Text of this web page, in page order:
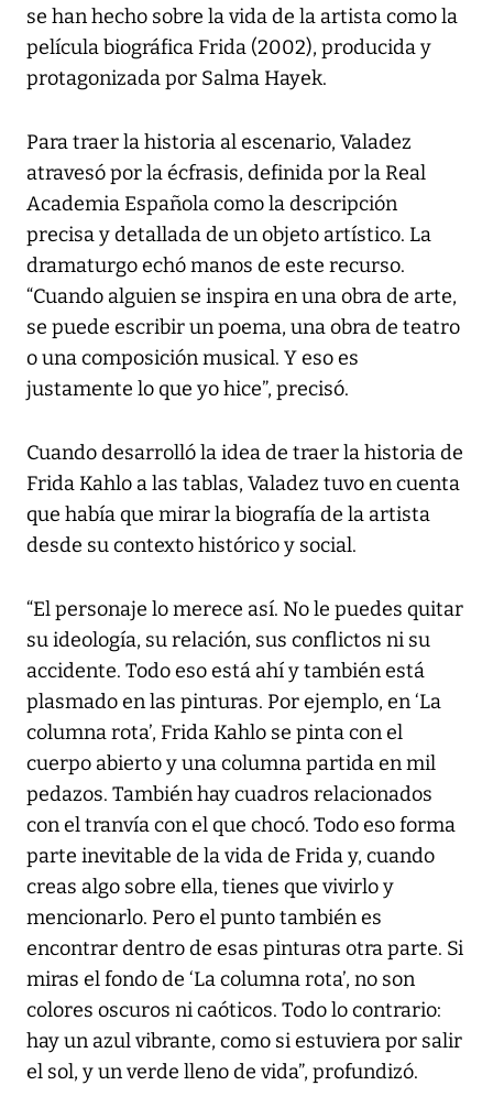
se han hecho sobre la vida de la artista como la
película biográfica Frida (2002), producida y
protagonizada por Salma Hayek.
Para traer la historia al escenario, Valadez
atravesó por la écfrasis, definida por la Real
Academia Española como la descripción
precisa y detallada de un objeto artístico. La
dramaturgo echó manos de este recurso.
“Cuando alguien se inspira en una obra de arte,
se puede escribir un poema, una obra de teatro
o una composición musical. Y eso es
justamente lo que yo hice”, precisó.
Cuando desarrolló la idea de traer la historia de
Frida Kahlo a las tablas, Valadez tuvo en cuenta
que había que mirar la biografía de la artista
desde su contexto histórico y social.
“El personaje lo merece así. No le puedes quitar
su ideología, su relación, sus conflictos ni su
accidente. Todo eso está ahí y también está
plasmado en las pinturas. Por ejemplo, en ‘La
columna rota’, Frida Kahlo se pinta con el
cuerpo abierto y una columna partida en mil
pedazos. También hay cuadros relacionados
con el tranvía con el que chocó. Todo eso forma
parte inevitable de la vida de Frida y, cuando
creas algo sobre ella, tienes que vivirlo y
mencionarlo. Pero el punto también es
encontrar dentro de esas pinturas otra parte. Si
miras el fondo de ‘La columna rota’, no son
colores oscuros ni caóticos. Todo lo contrario:
hay un azul vibrante, como si estuviera por salir
el sol, y un verde lleno de vida”, profundizó.